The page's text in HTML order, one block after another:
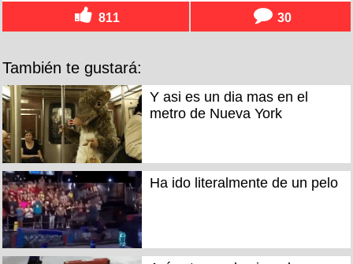
811 30
También te gustará:
Y asi es un dia mas en el
metro de Nueva York
Ha ido literalmente de un pelo